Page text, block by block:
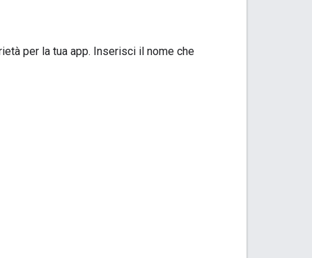
per la tua app. Inserisci il nome che